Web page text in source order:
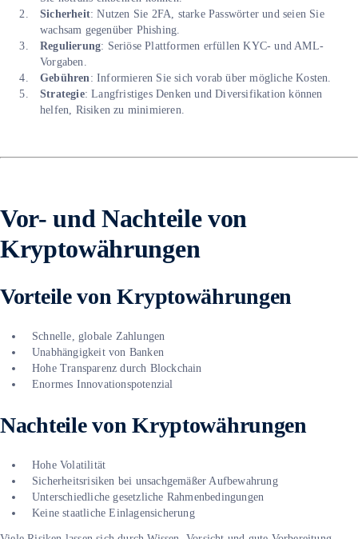
Sicherheit: Nutzen Sie 2FA, starke Passwörter und seien Sie
wachsam gegenüber Phishing.
Regulierung: Seriöse Plattformen erfüllen KYC- und AML-
Vorgaben.
Gebühren : Informieren Sie sich vorab über mögliche Kosten.
Strategie: Langfristiges Denken und Diversifikation können
helfen, Risiken zu minimieren.
Vor- und Nachteile von
Kryptowährungen
Vorteile von Kryptowährungen
Schnelle, globale Zahlungen
Unabhängigkeit von Banken
Hohe Transparenz durch Blockchain
Enormes Innovationspotenzial
Nachteile von Kryptowährungen
Hohe Volatilität
Sicherheitsrisiken bei unsachgemäßer Aufbewahrung
Unterschiedliche gesetzliche Rahmenbedingungen
Keine staatliche Einlagensicherung